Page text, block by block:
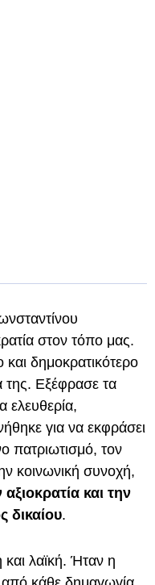
στον τόπο μας.
δημοκρατικότερο
της. Εξέφρασε τα
ελευθερία,
για να εκφράσει
πατριωτισμό, τον
κοινωνική συνοχή,
αξιοκρατία και την
δικαίου.
λαϊκή. Ήταν η